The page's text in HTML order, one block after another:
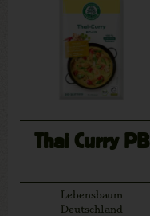
Thai Curry PB
Lebensbaum
Deutschland